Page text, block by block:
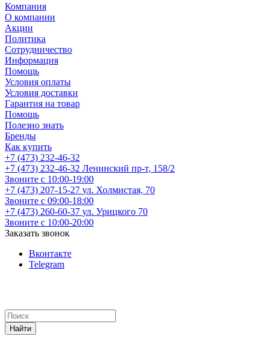
Компания
О компании
Акции
Политика
Сотрудничество
Информация
Помощь
Условия оплаты
Условия доставки
Гарантия на товар
Помощь
Полезно знать
Бренды
Как купить
+7 (473) 232-46-32
+7 (473) 232-46-32 Ленинский пр-т, 158/2
Звоните с 10:00-19:00
+7 (473) 207-15-27 ул. Холмистая, 70
Звоните с 09:00-18:00
+7 (473) 260-60-37 ул. Урицкого 70
Звоните с 10:00-20:00
Заказать звонок
Вконтакте
Telegram
Найти